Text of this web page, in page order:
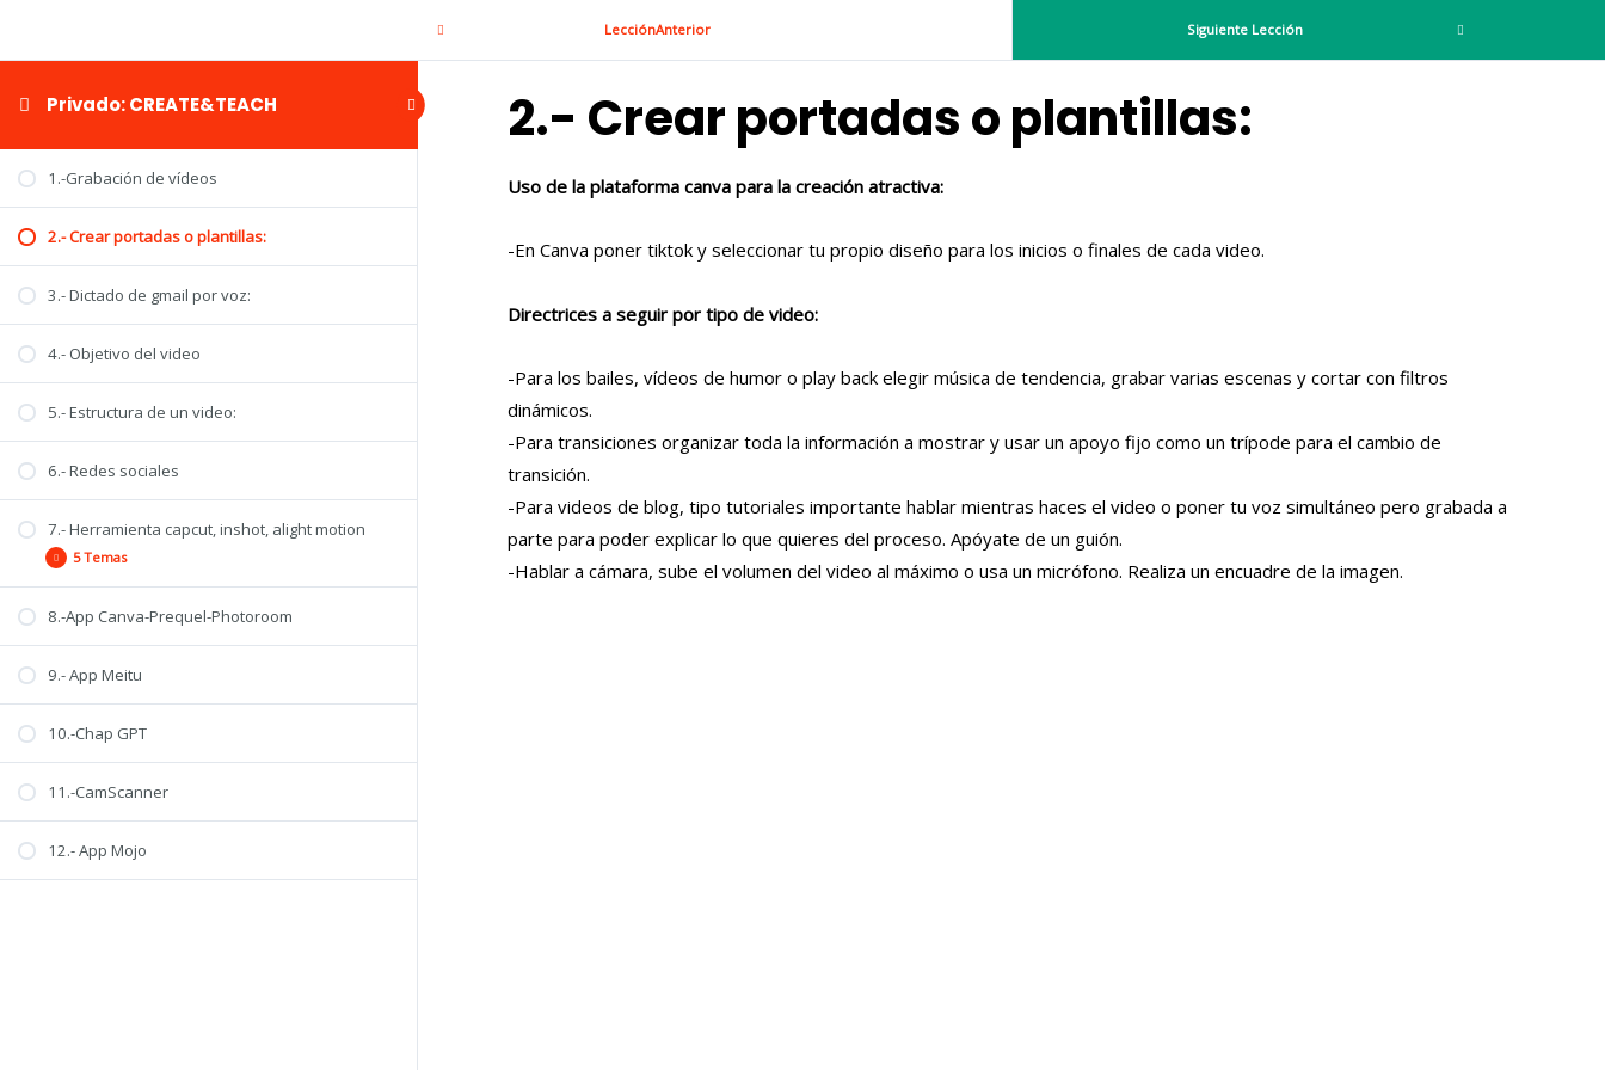
Privado: CREATE&TEACH
1.-Grabación de vídeos
2.- Crear portadas o plantillas:
3.- Dictado de gmail por voz:
4.- Objetivo del video
5.- Estructura de un video:
6.- Redes sociales
7.- Herramienta capcut, inshot, alight motion
5 Temas
Funcionamiento
Pantalla explicativa
Musculatura facial
8.-App Canva-Prequel-Photoroom
9.- App Meitu
10.-Chap GPT
11.-CamScanner
12.- App Mojo
LecciónAnterior Siguiente Lección
2.- Crear portadas o plantillas:
Uso de la plataforma canva para la creación atractiva:
-En Canva poner tiktok y seleccionar tu propio diseño para los inicios o finales de cada video.
Directrices a seguir por tipo de video:
-Para los bailes, vídeos de humor o play back elegir música de tendencia, grabar varias escenas y cortar con filtros
dinámicos.
-Para transiciones organizar toda la información a mostrar y usar un apoyo fijo como un trípode para el cambio de
transición.
-Para videos de blog, tipo tutoriales importante hablar mientras haces el video o poner tu voz simultáneo pero grabada a
parte para poder explicar lo que quieres del proceso. Apóyate de un guión.
-Hablar a cámara, sube el volumen del video al máximo o usa un micrófono. Realiza un encuadre de la imagen.